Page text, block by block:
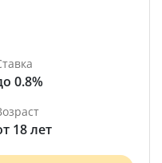
0.8%
18 лет